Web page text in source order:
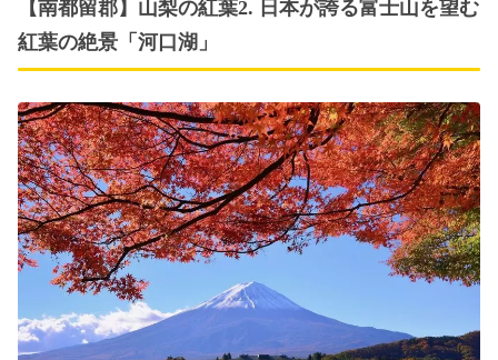
【南都留郡】山梨の紅葉2. 日本が誇る富士山を望む
紅葉の絶景「河口湖」